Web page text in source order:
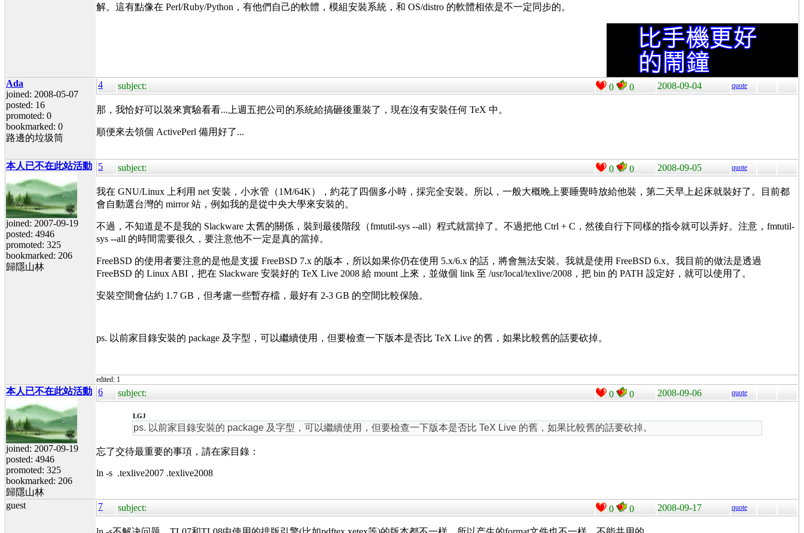
解。這有點像在 Perl/Ruby/Python，有他們自己的軟體，模組安裝系統，和 OS/distro 的軟體相依是不一定同步的。
Ada
joined: 2008-05-07
posted: 16
promoted: 0
bookmarked: 0
路邊的垃圾筒
4 subject: 0 0 2008-09-04 quote
那，我恰好可以裝來實驗看看...上週五把公司的系統給搞砸後重裝了，現在沒有安裝任何 TeX 中。
順便來去領個 ActivePerl 備用好了...
本人已不在此站活動
joined: 2007-09-19
posted: 4946
promoted: 325
bookmarked: 206
歸隱山林
5 subject: 0 0 2008-09-05 quote
我在 GNU/Linux 上利用 net 安裝，小水管（1M/64K），約花了四個多小時，採完全安裝。所以，一般大概晚上要睡覺時放給他裝，第二天早上起床就裝好了。目前都
會自動選台灣的 mirror 站，例如我的是從中央大學來安裝的。
不過，不知道是不是我的 Slackware 太舊的關係，裝到最後階段（fmtutil-sys --all）程式就當掉了。不過把他 Ctrl + C，然後自行下同樣的指令就可以弄好。注意，fmtutil-
sys --all 的時間需要很久，要注意他不一定是真的當掉。
FreeBSD 的使用者要注意的是他是支援 FreeBSD 7.x 的版本，所以如果你仍在使用 5.x/6.x 的話，將會無法安裝。我就是使用 FreeBSD 6.x。我目前的做法是透過
FreeBSD 的 Linux ABI，把在 Slackware 安裝好的 TeX Live 2008 給 mount 上來，並做個 link 至 /usr/local/texlive/2008，把 bin 的 PATH 設定好，就可以使用了。
安裝空間會佔約 1.7 GB，但考慮一些暫存檔，最好有 2-3 GB 的空間比較保險。
ps. 以前家目錄安裝的 package 及字型，可以繼續使用，但要檢查一下版本是否比 TeX Live 的舊，如果比較舊的話要砍掉。
edited: 1
本人已不在此站活動
joined: 2007-09-19
posted: 4946
promoted: 325
bookmarked: 206
歸隱山林
6 subject: 0 0 2008-09-06 quote
LGJ
ps. 以前家目錄安裝的 package 及字型，可以繼續使用，但要檢查一下版本是否比 TeX Live 的舊，如果比較舊的話要砍掉。
忘了交待最重要的事項，請在家目錄：
ln -s .texlive2007 .texlive2008
guest 7 subject: 0 0 2008-09-17 quote